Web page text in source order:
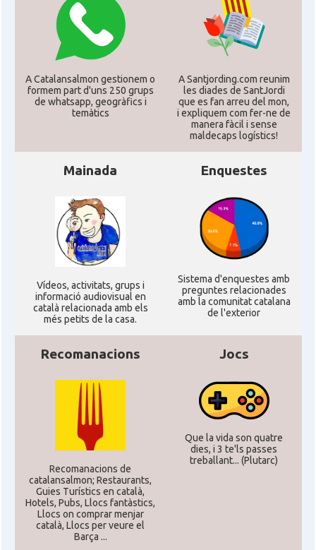
A Catalansalmon gestionem o
formem part d'uns 250 grups
de whatsapp, geogràfics i
temàtics
A Santjording.com reunim
les diades de SantJordi
que es fan arreu del mon,
i expliquem com fer-ne de
manera fàcil i sense
maldecaps logí­stics!
Mainada
Ví­deos, activitats, grups i
informació audiovisual en
català relacionada amb els
més petits de la casa.
Enquestes
Sistema d'enquestes amb
preguntes relacionades
amb la comunitat catalana
de l'exterior
Recomanacions
Recomanacions de
catalansalmon; Restaurants,
Guies Turístics en català,
Hotels, Pubs, Llocs fantàstics,
Llocs on comprar menjar
català, Llocs per veure el
Barça ...
Jocs
Que la vida son quatre
dies, i 3 te'ls passes
treballant... (Plutarc)